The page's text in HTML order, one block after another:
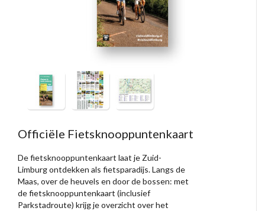
Officiële Fietsknooppuntenkaart
De fietsknooppuntenkaart laat je Zuid-
Limburg ontdekken als fietsparadijs. Langs de
Maas, over de heuvels en door de bossen: met
de fietsknooppuntenkaart (inclusief
Parkstadroute) krijg je overzicht over het